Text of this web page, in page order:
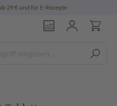
29 € und für E-Rezepte